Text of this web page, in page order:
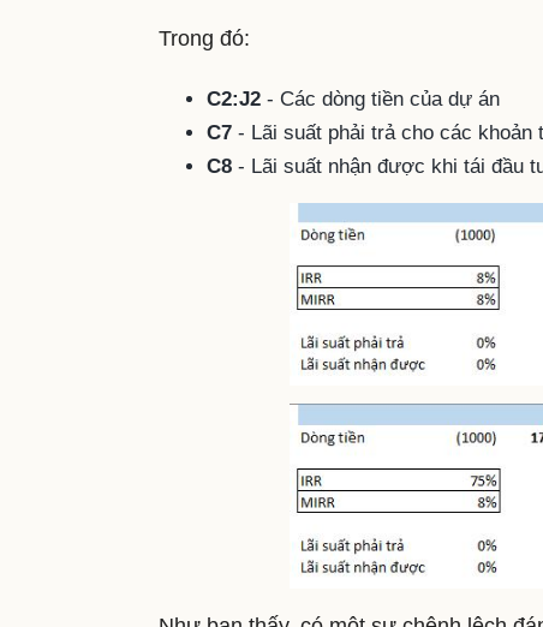
Trong đó:
C2:J2 - Các dòng tiền của dự án
C7 - Lãi suất phải trả cho các khoản
C8 - Lãi suất nhận được khi tái đầu